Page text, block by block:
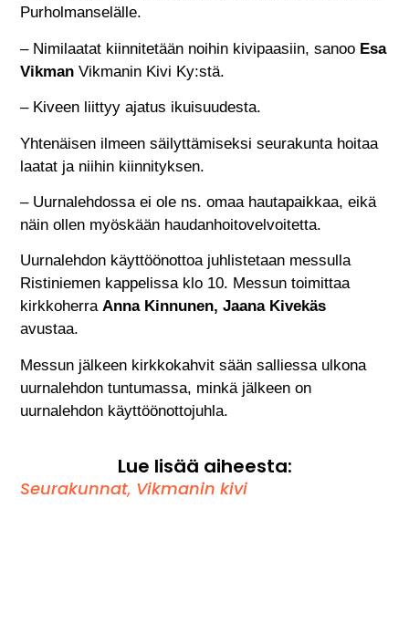
Purholmanselälle.
– Nimilaatat kiinnitetään noihin kivipaasiin, sanoo Esa
Vikman Vikmanin Kivi Ky:stä.
– Kiveen liittyy ajatus ikuisuudesta.
Yhtenäisen ilmeen säilyttämiseksi seurakunta hoitaa
laatat ja niihin kiinnityksen.
– Uurnalehdossa ei ole ns. omaa hautapaikkaa, eikä
näin ollen myöskään haudanhoitovelvoitetta.
Uurnalehdon käyttöönottoa juhlistetaan messulla
Ristiniemen kappelissa klo 10. Messun toimittaa
kirkkoherraAnna Kinnunen, Jaana Kivekäs
avustaa.
Messun jälkeen kirkkokahvit sään salliessa ulkona
uurnalehdon tuntumassa, minkä jälkeen on
uurnalehdon käyttöönottojuhla.
Lue lisää aiheesta:
Seurakunnat, Vikmanin kivi